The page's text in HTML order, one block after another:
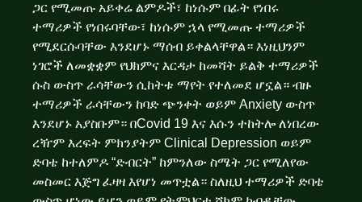
ጋር የሚመጡ አይቀሬ ልምዶች፣ ከነሱም በፊት የነበሩ
ተማሪዎች የነበሩባቸው፣ ከነሱም ኋላ የሚመጡ ተማሪዎች
የሚደርሱባቸው እንደሆኑ ማሰብ ይቀልላቸዋል። እነዚህንም
ነገሮች ለመቋቋም የህክምና እርዳታ ከመሻት ይልቅ ተማሪዎች
ሱስ ውስጥ ራሳቸውን ሲከትቱ ማየት የተለመደ ሆኗል። ብዙ
ተማሪዎች ራሳቸውን ከባድ ጭንቀት ወይም Anxiety ውስጥ
እንደሆኑ አያስቡም። በCovid 19 እና እሱን ተከትሎ ለነበረው
ረዥም እረፍት ምክንያትም Clinical Depression ወይም
ድባቴ ከተለምዶ “ድብርት” ከምንለው ስሜት ጋር የሚለየው
መስመር እጅግ ፈዛዛ እየሆነ መጥቷል። ስለዚህ ተማሪዎች ድባቴ